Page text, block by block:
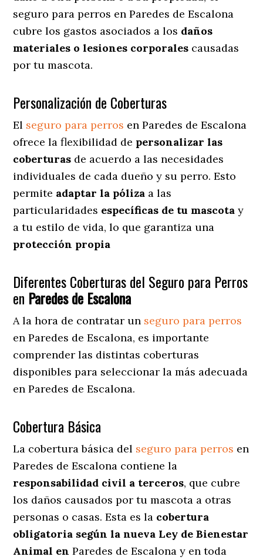
seguro para perros en Paredes de Escalona
cubre los gastos asociados a los daños
materiales o lesiones corporales causadas
por tu mascota.
Personalización de Coberturas
El seguro para perros en Paredes de Escalona
ofrece la flexibilidad de personalizar las
coberturas de acuerdo a las necesidades
individuales de cada dueño y su perro. Esto
permite adaptar la póliza a las
particularidades específicas de tu mascota y
a tu estilo de vida, lo que garantiza una
protección propia
Diferentes Coberturas del Seguro para Perros
en Paredes de Escalona
A la hora de contratar un seguro para perros
en Paredes de Escalona, es importante
comprender las distintas coberturas
disponibles para seleccionar la más adecuada
en Paredes de Escalona.
Cobertura Básica
La cobertura básica del seguro para perros en
Paredes de Escalona contiene la
responsabilidad civil a terceros, que cubre
los daños causados por tu mascota a otras
personas o casas. Esta es la cobertura
obligatoria según la nueva Ley de Bienestar
Animal enParedes de Escalona y en toda